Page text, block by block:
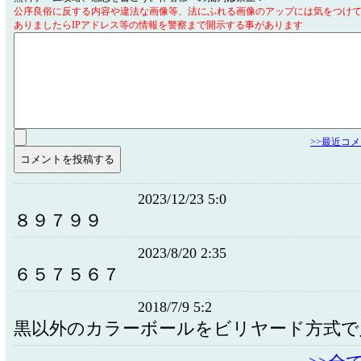
公序良俗に反する内容や違法な画像等、法にふれる画像のアップには気をつけ
ありましたらIPアドレス等の情報を警察まで開示する事があります
>>最近コ
2023/12/23 5:0
８９７９９
2023/8/20 2:35
６５７５６７
2018/7/9 5:2
黒以外のカラーボールをビリヤード方式